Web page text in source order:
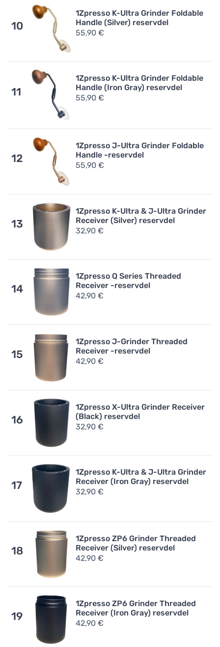
10
1Zpresso K-Ultra Grinder Foldable
Handle (Silver) reservdel
55,90 €
11
1Zpresso K-Ultra Grinder Foldable
Handle (Iron Gray) reservdel
55,90 €
12
1Zpresso J-Ultra Grinder Foldable
Handle -reservdel
55,90 €
13
1Zpresso K-Ultra & J-Ultra Grinder
Receiver (Silver) reservdel
32,90 €
14
1Zpresso Q Series Threaded
Receiver -reservdel
42,90 €
15
1Zpresso J-Grinder Threaded
Receiver -reservdel
42,90 €
16
1Zpresso X-Ultra Grinder Receiver
(Black) reservdel
32,90 €
17
1Zpresso K-Ultra & J-Ultra Grinder
Receiver (Iron Gray) reservdel
32,90 €
18
1Zpresso ZP6 Grinder Threaded
Receiver (Silver) reservdel
42,90 €
19
1Zpresso ZP6 Grinder Threaded
Receiver (Iron Gray) reservdel
42,90 €